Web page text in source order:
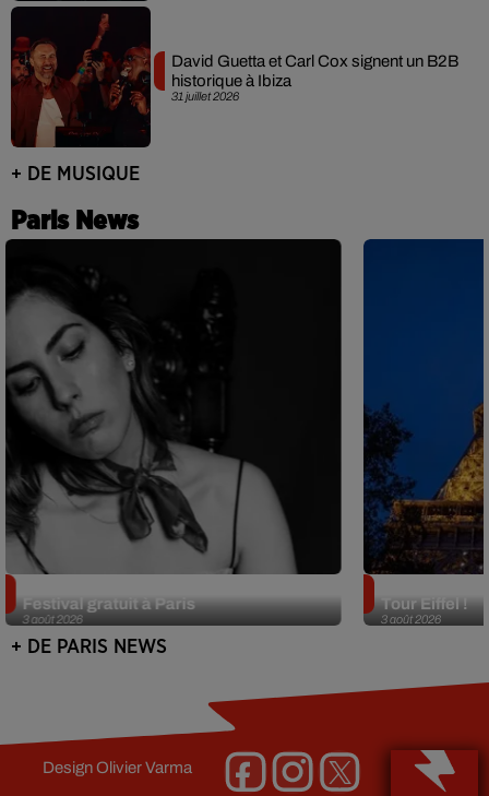
31 juillet 2026
David Guetta et Carl Cox signent un B2B
historique à Ibiza
+ DE MUSIQUE
Paris News
3 août 2026
Festival gratuit à Paris
3 août 2026
Tour Eiffel !
+ DE PARIS NEWS
DesignOlivier Varma